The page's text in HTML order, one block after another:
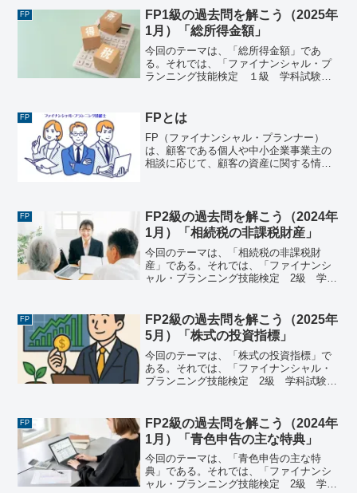
FP
FP1級の過去問を解こう（2025年
1月）「総所得金額」
今回のテーマは、「総所得金額」であ
る。それでは、「ファイナンシャル・プ
ランニング技能検定 １級 学科試験＜
う。ファイナンシャル・プランニング技
能検定 １級 学科試験...
FP FPとは
FP（ファイナンシャル・プランナー）
は、顧客である個人や中小企業事業主の
相談に応じて、顧客の資産に関する情報
のプランを立案し、アドバ...
FP
FP2級の過去問を解こう（2024年
1月）「相続税の非課税財産」
今回のテーマは、「相続税の非課税財
産」である。それでは、「ファイナンシ
ャル・プランニング技能検定 2級 学科
ァイナンシャル・プランニング技能検
定 2級 学科試験（...
FP
FP2級の過去問を解こう（2025年
5月）「株式の投資指標」
今回のテーマは、「株式の投資指標」で
ある。それでは、「ファイナンシャル・
プランニング技能検定 2級 学科試験
ナンシャル・プランニング技能検定 2
級 学科試験（20...
FP
FP2級の過去問を解こう（2024年
1月）「青色申告の主な特典」
今回のテーマは、「青色申告の主な特
典」である。それでは、「ファイナンシ
ャル・プランニング技能検定 2級 学科